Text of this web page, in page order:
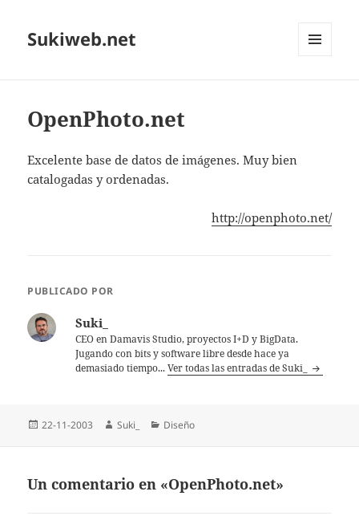
Sukiweb.net
OpenPhoto.net
Excelente base de datos de imágenes. Muy bien
catalogadas y ordenadas.
http://openphoto.net/
PUBLICADO POR
Suki_
CEO en Damavis Studio, proyectos I+D y BigData.
Jugando con bits y software libre desde hace ya
demasiado tiempo...Ver todas las entradas de Suki_
Publicado
22-11-2003 Autor
Suki_ Categorías
Diseño
Un comentario en «OpenPhoto.net»